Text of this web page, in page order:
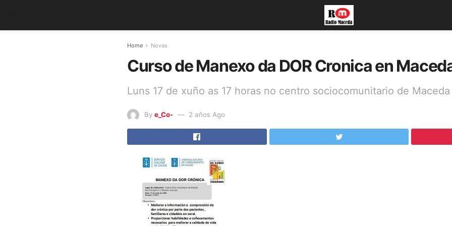
Home Novas
Curso de Manexo da DOR Cronica en
Luns 17 de xuño as 17 horas no centro sociocomunitario de Maceda
By e_Co- 2 años Ago